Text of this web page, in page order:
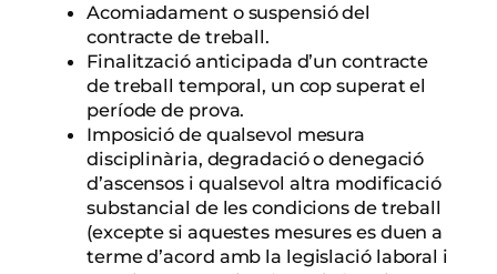
Acomiadament o suspensió del
contracte de treball.
Finalització anticipada d’un contracte
de treball temporal, un cop superat el
període de prova.
Imposició de qualsevol mesura
disciplinària, degradació o denegació
d’ascensos i qualsevol altra modificació
substancial de les condicions de treball
(excepte si aquestes mesures es duen a
terme d’acord amb la legislació laboral i